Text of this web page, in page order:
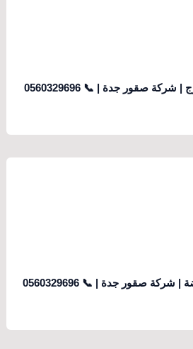
صقور جدة | 📞 0560329696
صقور جدة | 📞 0560329696